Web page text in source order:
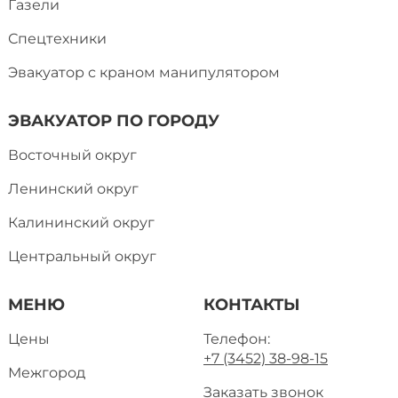
МЕНЮ
Цены
Межгород
Газели
Спецтехники
Эвакуатор с краном манипулятором
ЭВАКУАТОР ПО ГОРОДУ
Восточный округ
Ленинский округ
Калининский округ
Центральный округ
КОНТАКТЫ
Телефон:
+7 (3452) 38-98-15
Заказать звонок